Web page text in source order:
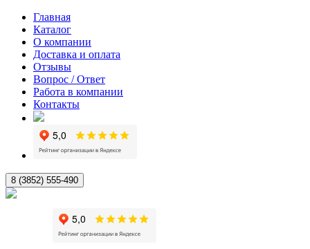
Главная
Каталог
О компании
Доставка и оплата
Отзывы
Вопрос / Ответ
Работа в компании
Контакты
8 (3852) 555-490